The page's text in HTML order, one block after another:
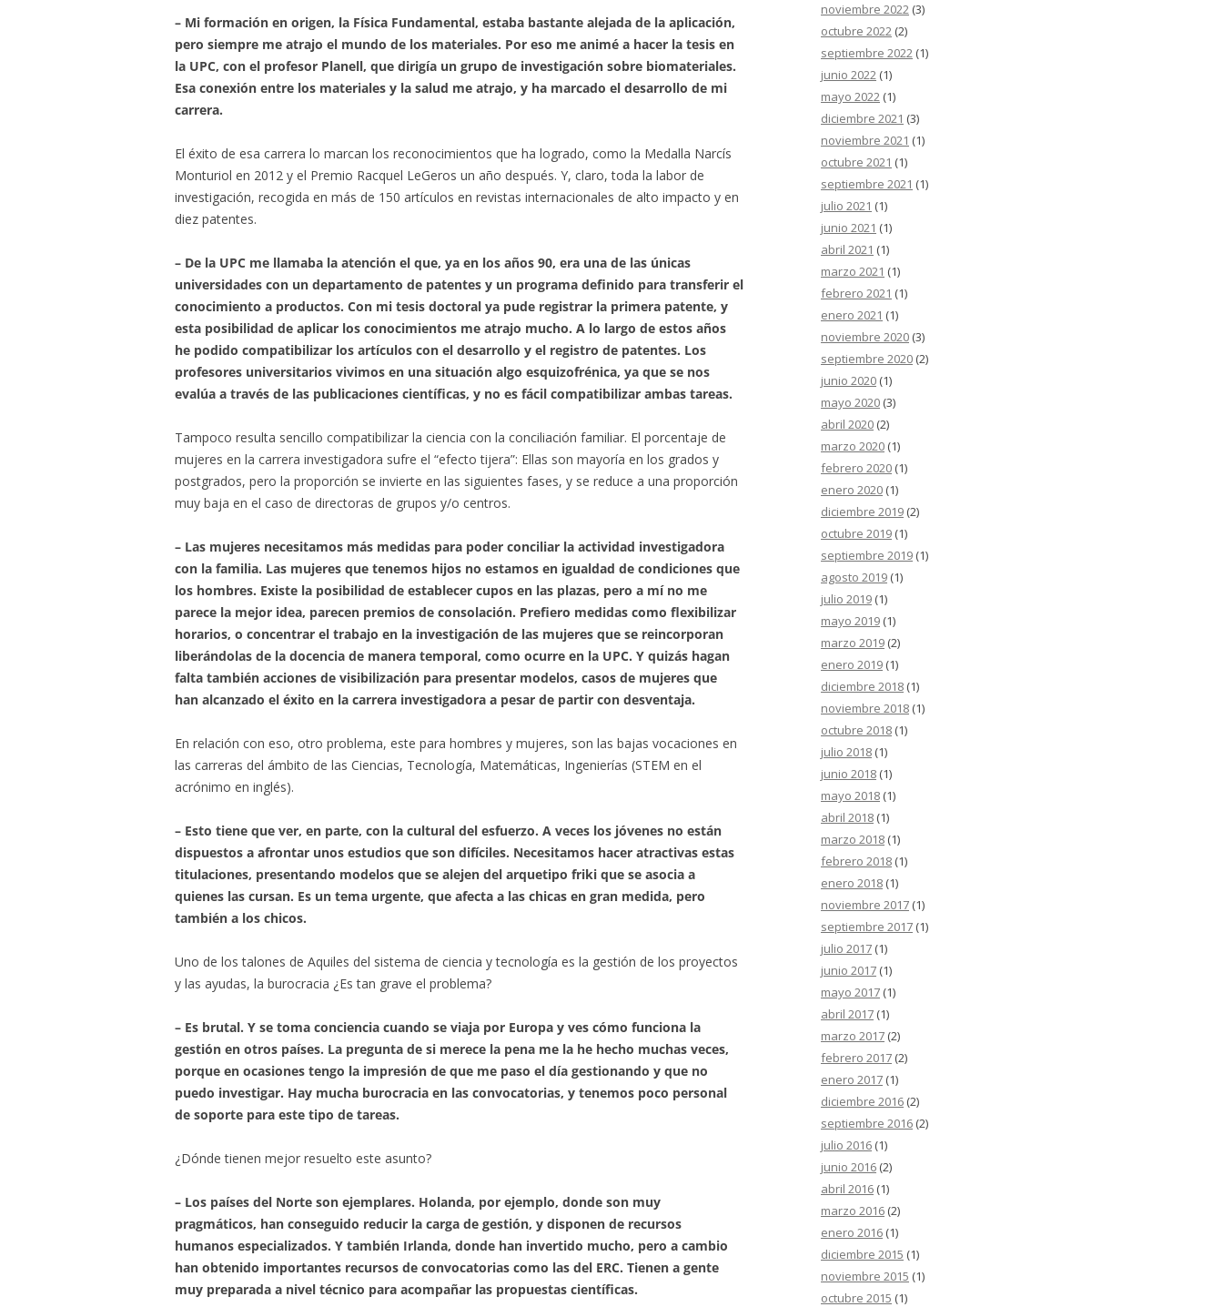
– Mi formación en origen, la Física Fundamental, estaba bastante alejada de la aplicación,
pero siempre me atrajo el mundo de los materiales. Por eso me animé a hacer la tesis en
la UPC, con el profesor Planell, que dirigía un grupo de investigación sobre biomateriales.
Esa conexión entre los materiales y la salud me atrajo, y ha marcado el desarrollo de mi
carrera.
El éxito de esa carrera lo marcan los reconocimientos que ha logrado, como la Medalla Narcís
Monturiol en 2012 y el Premio Racquel LeGeros un año después. Y, claro, toda la labor de
investigación, recogida en más de 150 artículos en revistas internacionales de alto impacto y en
diez patentes.
– De la UPC me llamaba la atención el que, ya en los años 90, era una de las únicas
universidades con un departamento de patentes y un programa definido para transferir el
conocimiento a productos. Con mi tesis doctoral ya pude registrar la primera patente, y
esta posibilidad de aplicar los conocimientos me atrajo mucho. A lo largo de estos años
he podido compatibilizar los artículos con el desarrollo y el registro de patentes. Los
profesores universitarios vivimos en una situación algo esquizofrénica, ya que se nos
evalúa a través de las publicaciones científicas, y no es fácil compatibilizar ambas tareas.
Tampoco resulta sencillo compatibilizar la ciencia con la conciliación familiar. El porcentaje de
mujeres en la carrera investigadora sufre el “efecto tijera”: Ellas son mayoría en los grados y
postgrados, pero la proporción se invierte en las siguientes fases, y se reduce a una proporción
muy baja en el caso de directoras de grupos y/o centros.
– Las mujeres necesitamos más medidas para poder conciliar la actividad investigadora
con la familia. Las mujeres que tenemos hijos no estamos en igualdad de condiciones que
los hombres. Existe la posibilidad de establecer cupos en las plazas, pero a mí no me
parece la mejor idea, parecen premios de consolación. Prefiero medidas como flexibilizar
horarios, o concentrar el trabajo en la investigación de las mujeres que se reincorporan
liberándolas de la docencia de manera temporal, como ocurre en la UPC. Y quizás hagan
falta también acciones de visibilización para presentar modelos, casos de mujeres que
han alcanzado el éxito en la carrera investigadora a pesar de partir con desventaja.
En relación con eso, otro problema, este para hombres y mujeres, son las bajas vocaciones en
las carreras del ámbito de las Ciencias, Tecnología, Matemáticas, Ingenierías (STEM en el
acrónimo en inglés).
– Esto tiene que ver, en parte, con la cultural del esfuerzo. A veces los jóvenes no están
dispuestos a afrontar unos estudios que son difíciles. Necesitamos hacer atractivas estas
titulaciones, presentando modelos que se alejen del arquetipo friki que se asocia a
quienes las cursan. Es un tema urgente, que afecta a las chicas en gran medida, pero
también a los chicos.
Uno de los talones de Aquiles del sistema de ciencia y tecnología es la gestión de los proyectos
y las ayudas, la burocracia ¿Es tan grave el problema?
– Es brutal. Y se toma conciencia cuando se viaja por Europa y ves cómo funciona la
gestión en otros países. La pregunta de si merece la pena me la he hecho muchas veces,
porque en ocasiones tengo la impresión de que me paso el día gestionando y que no
puedo investigar. Hay mucha burocracia en las convocatorias, y tenemos poco personal
de soporte para este tipo de tareas.
¿Dónde tienen mejor resuelto este asunto?
– Los países del Norte son ejemplares. Holanda, por ejemplo, donde son muy
pragmáticos, han conseguido reducir la carga de gestión, y disponen de recursos
humanos especializados. Y también Irlanda, donde han invertido mucho, pero a cambio
han obtenido importantes recursos de convocatorias como las del ERC. Tienen a gente
muy preparada a nivel técnico para acompañar las propuestas científicas.
noviembre 2022 (3)
octubre 2022 (2)
septiembre 2022 (1)
junio 2022 (1)
mayo 2022 (1)
diciembre 2021 (3)
noviembre 2021 (1)
octubre 2021 (1)
septiembre 2021 (1)
julio 2021 (1)
junio 2021 (1)
abril 2021 (1)
marzo 2021 (1)
febrero 2021 (1)
enero 2021 (1)
noviembre 2020 (3)
septiembre 2020 (2)
junio 2020 (1)
mayo 2020 (3)
abril 2020 (2)
marzo 2020 (1)
febrero 2020 (1)
enero 2020 (1)
diciembre 2019 (2)
octubre 2019 (1)
septiembre 2019 (1)
agosto 2019 (1)
julio 2019 (1)
mayo 2019 (1)
marzo 2019 (2)
enero 2019 (1)
diciembre 2018 (1)
noviembre 2018 (1)
octubre 2018 (1)
julio 2018 (1)
junio 2018 (1)
mayo 2018 (1)
abril 2018 (1)
marzo 2018 (1)
febrero 2018 (1)
enero 2018 (1)
noviembre 2017 (1)
septiembre 2017 (1)
julio 2017 (1)
junio 2017 (1)
mayo 2017 (1)
abril 2017 (1)
marzo 2017 (2)
febrero 2017 (2)
enero 2017 (1)
diciembre 2016 (2)
septiembre 2016 (2)
julio 2016 (1)
junio 2016 (2)
abril 2016 (1)
marzo 2016 (2)
enero 2016 (1)
diciembre 2015 (1)
noviembre 2015 (1)
octubre 2015 (1)